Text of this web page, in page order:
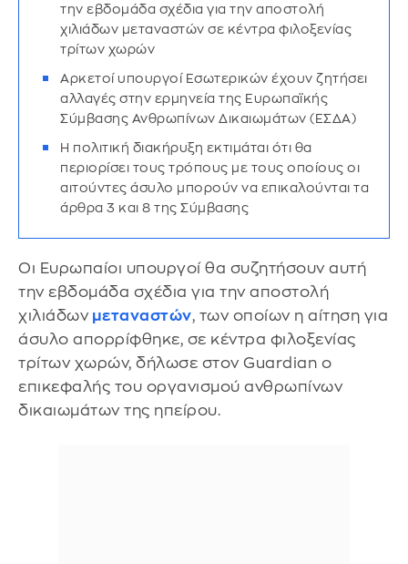
την εβδομάδα σχέδια για την αποστολή
χιλιάδων μεταναστών σε κέντρα φιλοξενίας
τρίτων χωρών
Αρκετοί υπουργοί Εσωτερικών έχουν ζητήσει
αλλαγές στην ερμηνεία της Ευρωπαϊκής
Σύμβασης Ανθρωπίνων Δικαιωμάτων (ΕΣΔΑ)
Η πολιτική διακήρυξη εκτιμάται ότι θα
περιορίσει τους τρόπους με τους οποίους οι
αιτούντες άσυλο μπορούν να επικαλούνται τα
άρθρα 3 και 8 της Σύμβασης
Οι Ευρωπαίοι υπουργοί θα συζητήσουν αυτή
την εβδομάδα σχέδια για την αποστολή
χιλιάδων μεταναστών, των οποίων η αίτηση για
άσυλο απορρίφθηκε, σε κέντρα φιλοξενίας
τρίτων χωρών, δήλωσε στον Guardian ο
επικεφαλής του οργανισμού ανθρωπίνων
δικαιωμάτων της ηπείρου.